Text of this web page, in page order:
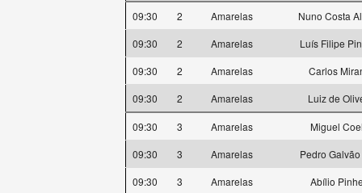
09:30 2 Amarelas
Nuno Costa
09:30
2 Amarelas
Luís Filipe
09:30
2 Amarelas
Carlos
09:30
2 Amarelas Luiz de
09:30 3 Amarelas
Miguel
09:30
3 Amarelas
Pedro
09:30
3 Amarelas
Abílio